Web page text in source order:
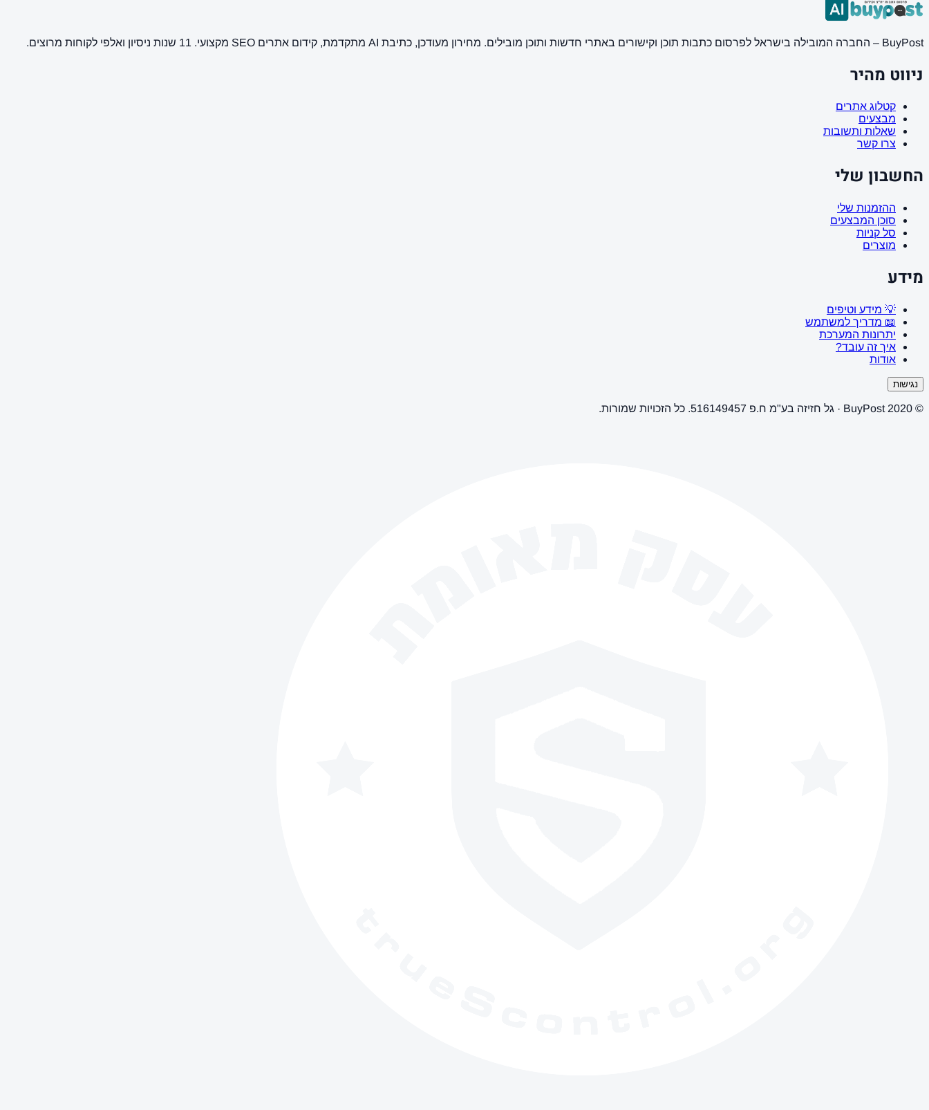
BuyPost – החברה המובילה בישראל לפרסום כתבות תוכן וקישורים באתרי חדשות ותוכן מובילים. מחירון מעודכן, כתיבת AI מתקדמת, קידום אתרים SEO מקצועי. 11 שנות ניסיון ואלפי לקוחות מרוצים.
ניווט מהיר
קטלוג אתרים
מבצעים
שאלות ותשובות
צרו קשר
החשבון שלי
ההזמנות שלי
סוכן המבצעים
סל קניות
מוצרים
מידע
💡 מידע וטיפים
📖 מדריך למשתמש
יתרונות המערכת
איך זה עובד?
אודות
נגישות
© 2020 BuyPost · גל חזיזה בע"מ ח.פ 516149457. כל הזכויות שמורות.